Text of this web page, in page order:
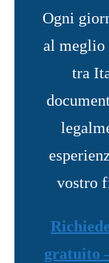
Ogni
al meglio
tra
vostro
gratuito